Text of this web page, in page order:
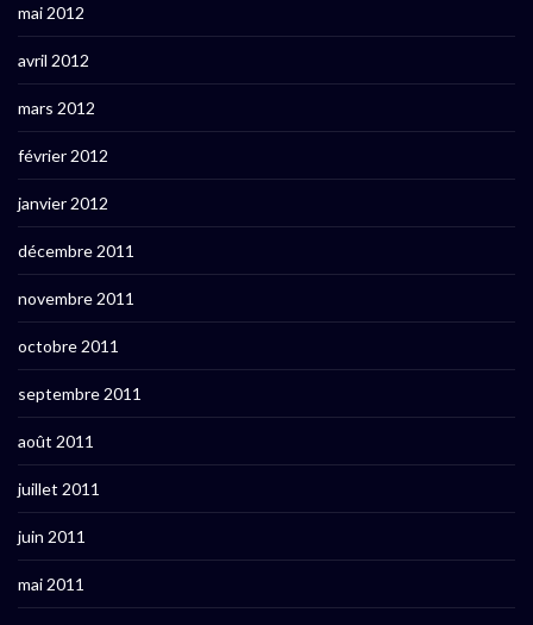
mai 2012
avril 2012
mars 2012
février 2012
janvier 2012
décembre 2011
novembre 2011
octobre 2011
septembre 2011
août 2011
juillet 2011
juin 2011
mai 2011